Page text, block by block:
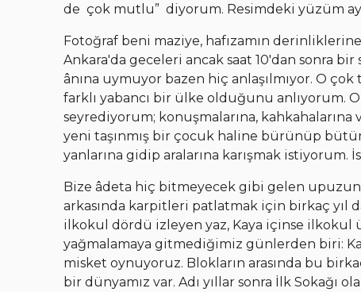
de çok mutlu” diyorum. Resimdeki yüzüm
Fotoğraf beni maziye, hafızamın
Ankara'da geceleri ancak saat 10'dan sonra
ânına uymuyor bazen hiç anlaşılmıyor. O
farklı yabancı bir ülke olduğunu anlıyorum.
seyrediyorum; konuşmalarına,
yeni taşınmış bir çocuk haline bürünüp
yanlarına gidip aralarına karışmak istiyorum.
Bize âdeta hiç bitmeyecek gibi gelen
arkasında karpitleri patlatmak için birkaç yıl
ilkokul dördü izleyen yaz, Kaya içinse ilkokul
yağmalamaya gitmediğimiz günlerden biri:
misket oynuyoruz. Blokların arasında bu
bir dünyamız var. Adı yıllar sonra İlk Sokağı